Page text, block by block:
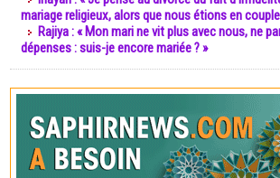
mariage religieux, alors que nous étions en
Rajiya : « Mon mari ne vit plus avec nous, ne
dépenses : suis-je encore mariée ? »